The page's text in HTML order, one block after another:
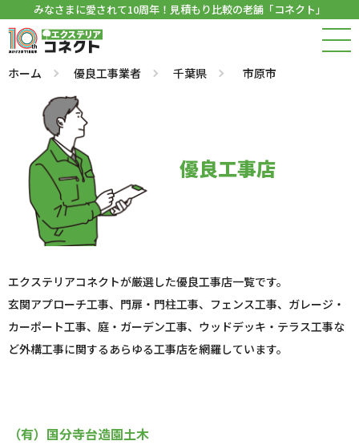
みなさまに愛されて10周年！見積もり比較の老舗「コネクト」
ホーム 優良工事業者 千葉県 市原市
優良工事店
エクステリアコネクトが厳選した優良工事店一覧です。
玄関アプローチ工事、門扉・門柱工事、フェンス工事、ガレージ・
カーポート工事、庭・ガーデン工事、ウッドデッキ・テラス工事な
ど外構工事に関するあらゆる工事店を網羅しています。
（有）国分寺台造園土木